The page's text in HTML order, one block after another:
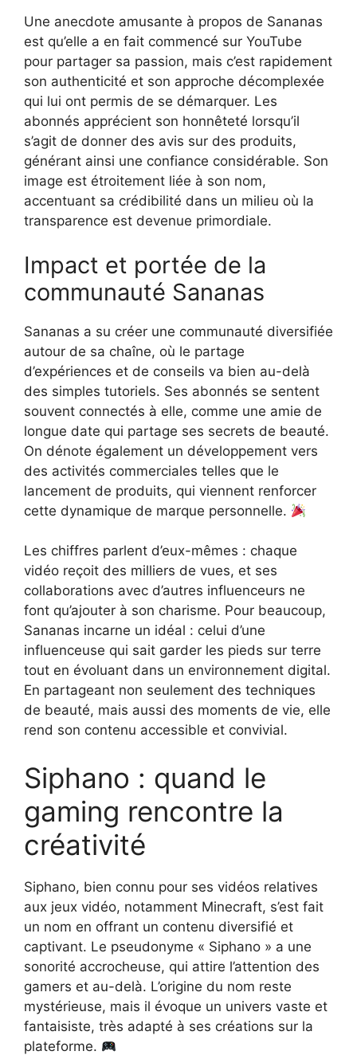
Une anecdote amusante à propos de Sananas
est qu’elle a en fait commencé sur YouTube
pour partager sa passion, mais c’est rapidement
son authenticité et son approche décomplexée
qui lui ont permis de se démarquer. Les
abonnés apprécient son honnêteté lorsqu’il
s’agit de donner des avis sur des produits,
générant ainsi une confiance considérable. Son
image est étroitement liée à son nom,
accentuant sa crédibilité dans un milieu où la
transparence est devenue primordiale.
Impact et portée de la
communauté Sananas
Sananas a su créer une communauté diversifiée
autour de sa chaîne, où le partage
d’expériences et de conseils va bien au-delà
des simples tutoriels. Ses abonnés se sentent
souvent connectés à elle, comme une amie de
longue date qui partage ses secrets de beauté.
On dénote également un développement vers
des activités commerciales telles que le
lancement de produits, qui viennent renforcer
cette dynamique de marque personnelle.
Les chiffres parlent d’eux-mêmes : chaque
vidéo reçoit des milliers de vues, et ses
collaborations avec d’autres influenceurs ne
font qu’ajouter à son charisme. Pour beaucoup,
Sananas incarne un idéal : celui d’une
influenceuse qui sait garder les pieds sur terre
tout en évoluant dans un environnement digital.
En partageant non seulement des techniques
de beauté, mais aussi des moments de vie, elle
rend son contenu accessible et convivial.
Siphano : quand le
gaming rencontre la
créativité
Siphano, bien connu pour ses vidéos relatives
aux jeux vidéo, notamment Minecraft, s’est fait
un nom en offrant un contenu diversifié et
captivant. Le pseudonyme « Siphano » a une
sonorité accrocheuse, qui attire l’attention des
gamers et au-delà. L’origine du nom reste
mystérieuse, mais il évoque un univers vaste et
fantaisiste, très adapté à ses créations sur la
plateforme.